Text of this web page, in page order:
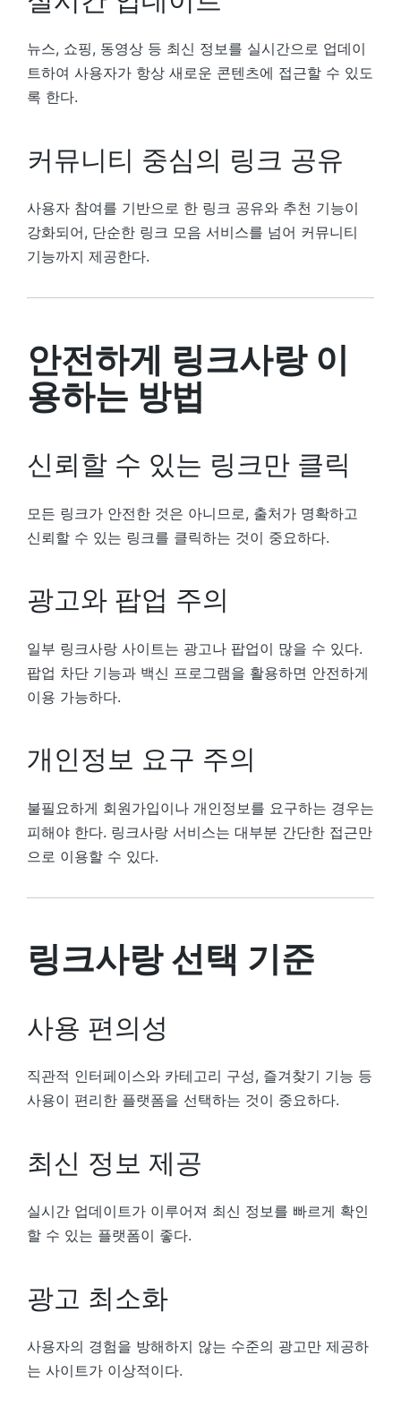
뉴스, 쇼핑, 동영상 등 최신 정보를 실시간으로 업데이
트하여 사용자가 항상 새로운 콘텐츠에 접근할 수 있도
록 한다.
커뮤니티 중심의 링크 공유
사용자 참여를 기반으로 한 링크 공유와 추천 기능이
강화되어, 단순한 링크 모음 서비스를 넘어 커뮤니티
기능까지 제공한다.
안전하게 링크사랑 이
용하는 방법
신뢰할 수 있는 링크만 클릭
모든 링크가 안전한 것은 아니므로, 출처가 명확하고
신뢰할 수 있는 링크를 클릭하는 것이 중요하다.
광고와 팝업 주의
일부 링크사랑 사이트는 광고나 팝업이 많을 수 있다.
팝업 차단 기능과 백신 프로그램을 활용하면 안전하게
이용 가능하다.
개인정보 요구 주의
불필요하게 회원가입이나 개인정보를 요구하는 경우는
피해야 한다. 링크사랑 서비스는 대부분 간단한 접근만
으로 이용할 수 있다.
링크사랑 선택 기준
사용 편의성
직관적 인터페이스와 카테고리 구성, 즐겨찾기 기능 등
사용이 편리한 플랫폼을 선택하는 것이 중요하다.
최신 정보 제공
실시간 업데이트가 이루어져 최신 정보를 빠르게 확인
할 수 있는 플랫폼이 좋다.
광고 최소화
사용자의 경험을 방해하지 않는 수준의 광고만 제공하
는 사이트가 이상적이다.